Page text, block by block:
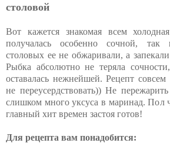
столовой
Вот кажется знакомая всем
получалась особенно сочной,
столовых ее не обжаривали, а
Рыбка абсолютно не теряла
оставалась нежнейшей. Рецепт
не переусердствовать)) Не
слишком много уксуса в маринад. Пол
главный хит времен застоя готов!
Для рецепта вам понадобится: